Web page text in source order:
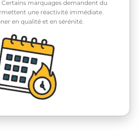
marquages demandent du
une réactivité immédiate.
en qualité et en sérénité.